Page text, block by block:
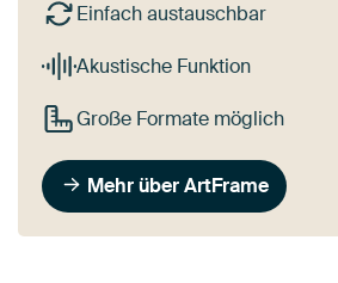
Einfach austauschbar
Akustische Funktion
Große Formate möglich
Mehr über ArtFrame